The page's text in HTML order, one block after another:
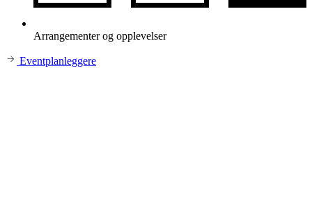
Arrangementer og opplevelser
Eventplanleggere